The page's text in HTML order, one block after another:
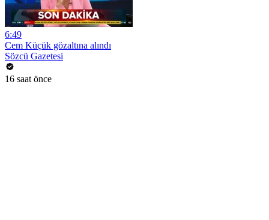
6:49
Cem Küçük gözaltına alındı
Sözcü Gazetesi
16 saat önce